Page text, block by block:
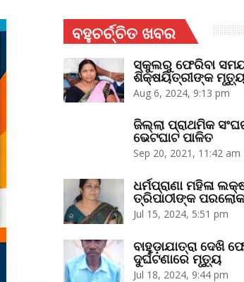
ବହୁଚର୍ଚ୍ଚିତ ଖବର
ସ୍କୁଲରୁ ଫେରିବା
ଶିକ୍ଷୟିତ୍ରୀଙ୍କ
Aug 6, 2024, 9:13 pm
ଜିଲ୍ଲା ପ୍ରାଥମିକ
ଭେଟଘାଟ ପାଳିତ
Sep 20, 2021, 11:42 am
ଧର୍ମପ୍ରାଣା ମହିଳା
ତ୍ରିପାଠୀଙ୍କ
Jul 15, 2024, 5:51 pm
ବାହୁଡ଼ାଯାତ୍ରା ଦେଖି
ଦୁର୍ଘଟଣାରେ ମୃତ୍ୟୁ
Jul 18, 2024, 9:44 pm